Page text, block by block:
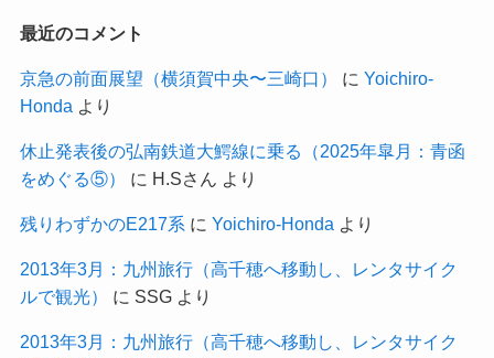
最近のコメント
京急の前面展望（横須賀中央〜三崎口） に Yoichiro-
Honda より
休止発表後の弘南鉄道大鰐線に乗る（2025年皐月：青函
をめぐる⑤）
に H.Sさん より
残りわずかのE217系 に Yoichiro-Honda より
2013年3月：九州旅行（高千穂へ移動し、レンタサイク
ルで観光）
に SSGより
2013年3月：九州旅行（高千穂へ移動し、レンタサイク